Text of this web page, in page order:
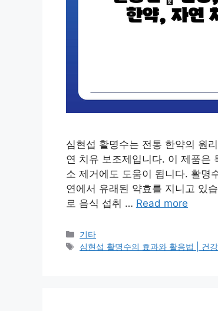
심현섭 활명수는 전통 한약의 원
연 치유 보조제입니다. 이 제품은
소 제거에도 도움이 됩니다. 활명
연에서 유래된 약효를 지니고 있
로 음식 섭취 … Read more
Categories
기타
Tags
심현섭 활명수의 효과와 활용법 | 건